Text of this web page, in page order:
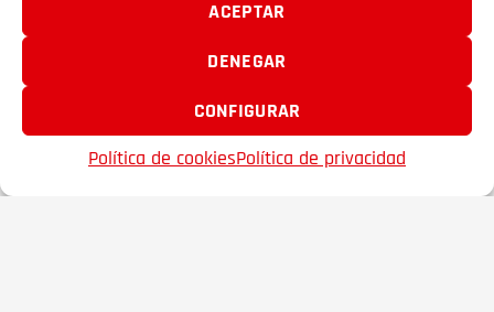
ACEPTAR
DENEGAR
CONFIGURAR
Política de cookiesPolítica de privacidad
EMAIL TELÉFONO FAVORITOS
FRAMACAR 2000 S.A. © 2025